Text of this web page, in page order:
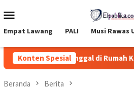
ke
Mobile
Empat Lawang PALI Musi Rawas
Konten Spesial
Meninggal di Rumah
Beranda Berita